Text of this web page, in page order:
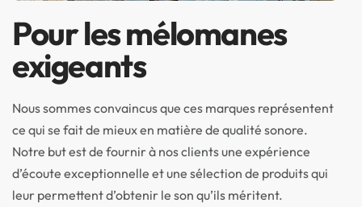
Pour les mélomanes
exigeants
Nous sommes convaincus que ces marques représentent
ce qui se fait de mieux en matière de qualité sonore.
Notre but est de fournir à nos clients une expérience
d’écoute exceptionnelle et une sélection de produits qui
leur permettent d’obtenir le son qu’ils méritent.